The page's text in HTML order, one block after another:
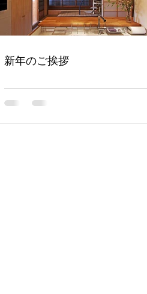
新年のご挨拶